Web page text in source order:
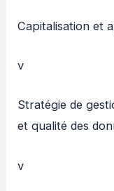
Capitalisation et
v
Stratégie de
et qualité des
v